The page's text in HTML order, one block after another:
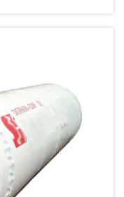
phải là một vấn đề kỹ